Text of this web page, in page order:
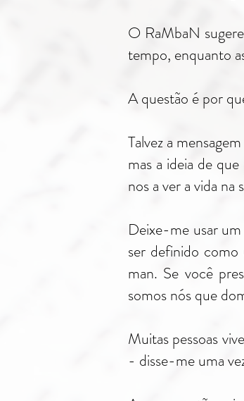
O RaMbaN
tempo, enquanto
A questão é por
Talvez a
mas a ideia de
nos a ver a vida na
Deixe-me usar
ser definido
man. Se você
somos nós que
Muitas pessoas
- disse-me uma